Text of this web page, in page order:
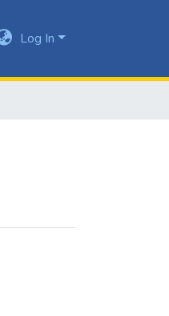
Log In